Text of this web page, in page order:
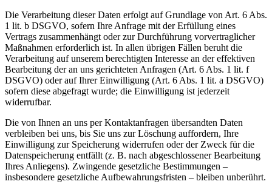
Die Verarbeitung dieser Daten erfolgt auf Grundlage von Art. 6 Abs.
1 lit. b DSGVO, sofern Ihre Anfrage mit der Erfüllung eines
Vertrags zusammenhängt oder zur Durchführung vorvertraglicher
Maßnahmen erforderlich ist. In allen übrigen Fällen beruht die
Verarbeitung auf unserem berechtigten Interesse an der effektiven
Bearbeitung der an uns gerichteten Anfragen (Art. 6 Abs. 1 lit. f
DSGVO) oder auf Ihrer Einwilligung (Art. 6 Abs. 1 lit. a DSGVO)
sofern diese abgefragt wurde; die Einwilligung ist jederzeit
widerrufbar.
Die von Ihnen an uns per Kontaktanfragen übersandten Daten
verbleiben bei uns, bis Sie uns zur Löschung auffordern, Ihre
Einwilligung zur Speicherung widerrufen oder der Zweck für die
Datenspeicherung entfällt (z. B. nach abgeschlossener Bearbeitung
Ihres Anliegens). Zwingende gesetzliche Bestimmungen –
insbesondere gesetzliche Aufbewahrungsfristen – bleiben unberührt.